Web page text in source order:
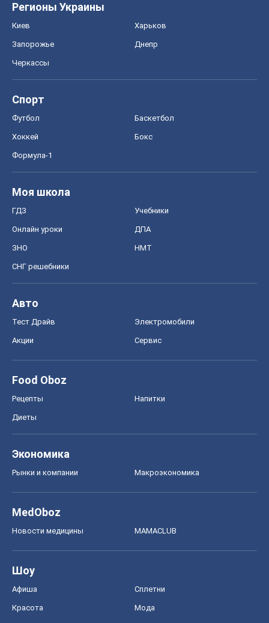
Регионы Украины
Киев Харьков
Запорожье Днепр
Черкассы
Спорт
Футбол Баскетбол
Хоккей Бокс
Формула-1
Моя школа
ГДЗ Учебники
Онлайн уроки ДПА
ЗНО НМТ
СНГ решебники
Авто
Тест Драйв Электромобили
Акции Сервис
Food Oboz
Рецепты Напитки
Диеты
Экономика
Рынки и компании Mакроэкономика
MedOboz
Новости медицины MAMACLUB
Шоу
Афиша Сплетни
Красота Мода